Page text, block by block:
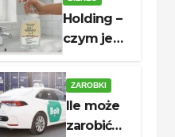
do której
czynne są
sklepy?
Holding –
czym jest,
i kiedy
warto go
utworzyć?
ZAROBKI
Ile może
zarobić